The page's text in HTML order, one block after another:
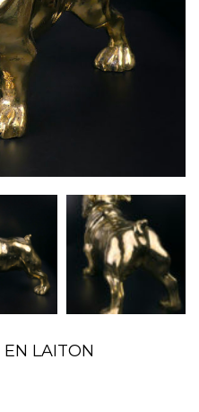
LAITON